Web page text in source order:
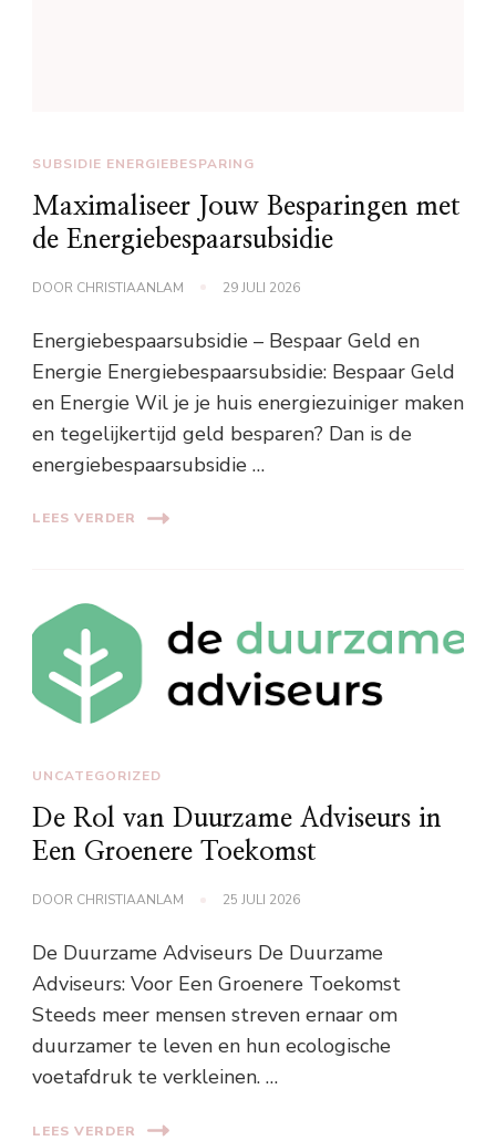
SUBSIDIE ENERGIEBESPARING
Maximaliseer Jouw Besparingen met
de Energiebespaarsubsidie
DOOR CHRISTIAANLAM 29 JULI 2026
Energiebespaarsubsidie – Bespaar Geld en
Energie Energiebespaarsubsidie: Bespaar Geld
en Energie Wil je je huis energiezuiniger maken
en tegelijkertijd geld besparen? Dan is de
energiebespaarsubsidie …
LEES VERDER
UNCATEGORIZED
De Rol van Duurzame Adviseurs in
Een Groenere Toekomst
DOOR CHRISTIAANLAM 25 JULI 2026
De Duurzame Adviseurs De Duurzame
Adviseurs: Voor Een Groenere Toekomst
Steeds meer mensen streven ernaar om
duurzamer te leven en hun ecologische
voetafdruk te verkleinen. …
LEES VERDER